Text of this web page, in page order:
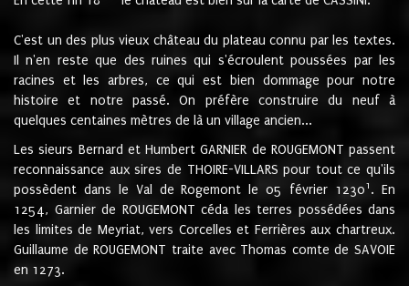
C'est un des plus vieux château du plateau connu par les textes.
Il n'en reste que des ruines qui s'écroulent poussées par les
racines et les arbres, ce qui est bien dommage pour notre
histoire et notre passé. On préfère construire du neuf à
quelques centaines mètres de là un village ancien...
Les sieurs Bernard et Humbert GARNIER de ROUGEMONT passent
reconnaissance aux sires de THOIRE-VILLARS pour tout ce qu'ils
possèdent dans le Val de Rogemont le 05 février 12301 . En
1254, Garnier de ROUGEMONT céda les terres possédées dans
les limites de Meyriat, vers Corcelles et Ferrières aux chartreux.
Guillaume de ROUGEMONT traite avec Thomas comte de SAVOIE
en 1273.